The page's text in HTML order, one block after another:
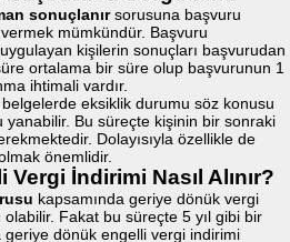
sonuçlanırsorusuna başvuru
vermek mümkündür. Başvuru
kişilerin sonuçları başvurudan
ortalama bir süre olup başvurunun 1
ihtimali vardır.
eksiklik durumu söz konusu
Bu süreçte kişinin bir sonraki
Dolayısıyla özellikle de
önemlidir.
İndirimi Nasıl Alınır?
kapsamında geriye dönük vergi
Fakat bu süreçte 5 yıl gibi bir
geriye dönük engelli vergi indirimi